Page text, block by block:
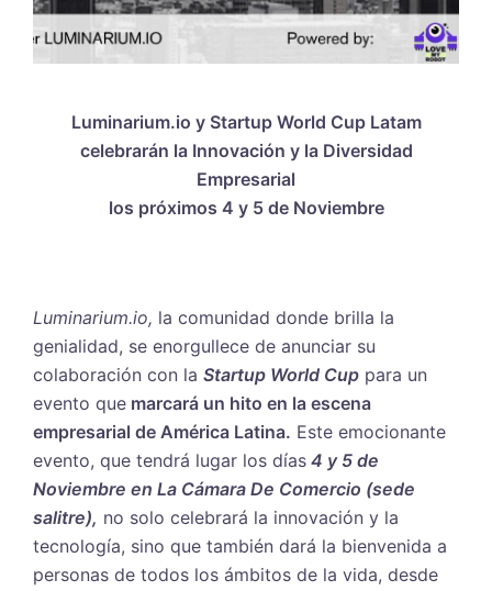
Luminarium.io y Startup World Cup Latam
celebrarán la Innovación y la Diversidad
Empresarial
los próximos 4 y 5 de Noviembre
Luminarium.io, la comunidad donde brilla la
genialidad, se enorgullece de anunciar su
colaboración con la Startup World Cup para un
evento que marcará un hito en la escena
empresarial de América Latina. Este emocionante
evento, que tendrá lugar los días 4 y 5 de
Noviembre en La Cámara De Comercio (sede
salitre), no solo celebrará la innovación y la
tecnología, sino que también dará la bienvenida a
personas de todos los ámbitos de la vida, desde